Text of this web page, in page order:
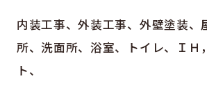
内装工事、外装工事、外壁塗装、
所、洗面所、浴室、トイレ、ＩＨ
ト、